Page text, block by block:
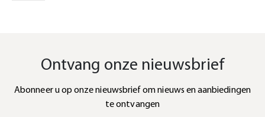
Ontvang onze nieuwsbrief
Abonneer u op onze nieuwsbrief om nieuws en aanbiedingen
te ontvangen